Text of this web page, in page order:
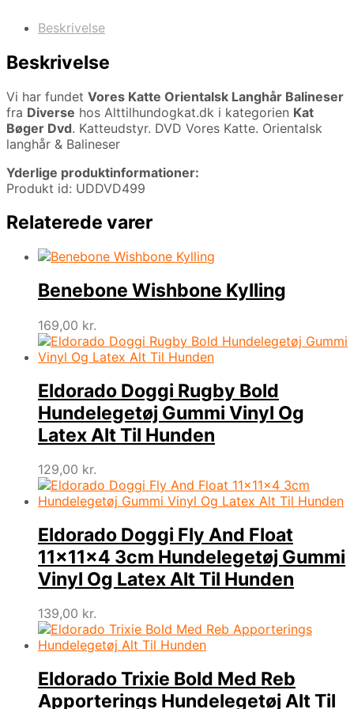
Beskrivelse
Beskrivelse
Vi har fundet Vores Katte Orientalsk Langhår Balineser
fra Diverse hos Alttilhundogkat.dk i kategorien Kat
Bøger Dvd. Katteudstyr. DVD Vores Katte. Orientalsk
langhår & Balineser
Yderlige produktinformationer:
Produkt id: UDDVD499
Relaterede varer
Benebone Wishbone Kylling
169,00 kr.
Eldorado Doggi Rugby Bold
Hundelegetøj Gummi Vinyl Og
Latex Alt Til Hunden
129,00 kr.
Eldorado Doggi Fly And Float
11x11x4 3cm Hundelegetøj Gummi
Vinyl Og Latex Alt Til Hunden
139,00 kr.
Eldorado Trixie Bold Med Reb
Apporterings Hundelegetøj Alt Til